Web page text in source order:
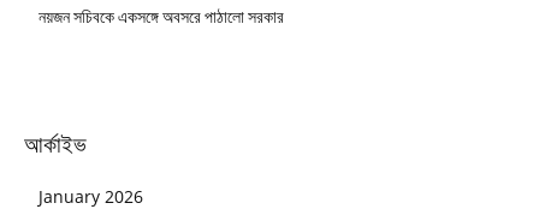
নয়জন সচিবকে একসঙ্গে অবসরে পাঠালো সরকার
আর্কাইভ
January 2026